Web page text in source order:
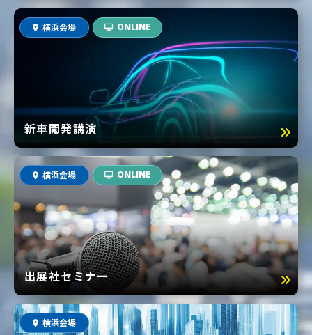
新車開発講演
横浜会場 ONLINE
出展社セミナー
横浜会場 ONLINE
横浜会場